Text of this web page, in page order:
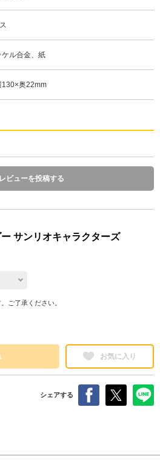
ケル合金、紙
奥22mm
ビューを投稿する
サンリオキャラクターズ
ご了承ください。
お気に入り
シェアする